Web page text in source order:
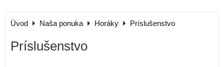
Úvod Naša ponuka Horáky Príslušenstvo
Príslušenstvo